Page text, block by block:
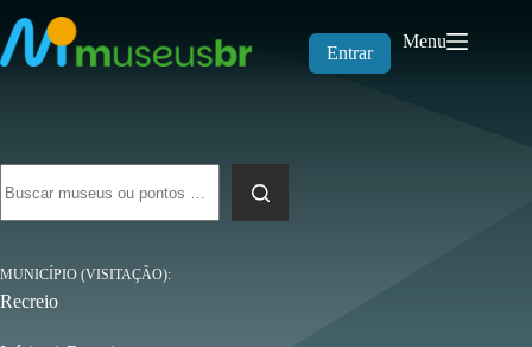
para
o
conteúdo
Entrar
Menu
resultados
MUNICÍPIO (VISITAÇÃO)
Recreio